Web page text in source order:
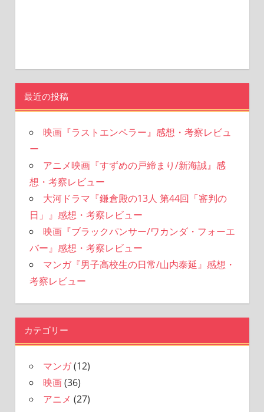
最近の投稿
映画『ラストエンペラー』感想・考察レビュ
ー
アニメ映画『すずめの戸締まり/新海誠』感
想・考察レビュー
大河ドラマ『鎌倉殿の13人 第44回「審判の
日」』感想・考察レビュー
映画『ブラックパンサー/ワカンダ・フォーエ
バー』感想・考察レビュー
マンガ『男子高校生の日常/山内泰延』感想・
考察レビュー
カテゴリー
マンガ(12)
映画(36)
アニメ (27)